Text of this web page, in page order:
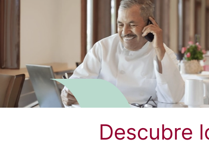
Descubre